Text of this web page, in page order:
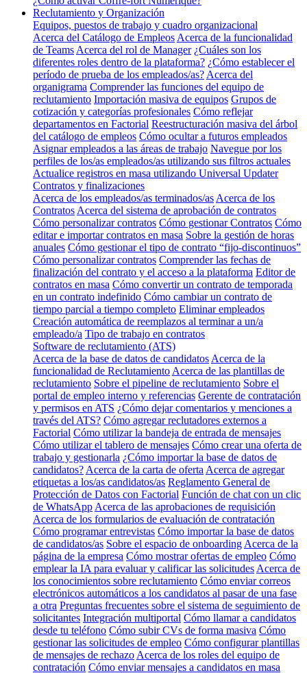
Reclutamiento y Organización
Equipos, puestos de trabajo y cuadro organizacional
Acerca del Catálogo de Empleos Acerca de la funcionalidad
de Teams Acerca del rol de Manager ¿Cuáles son los
diferentes roles dentro de la plataforma? ¿Cómo establecer el
período de prueba de los empleados/as? Acerca del
organigrama Comprender las funciones del equipo de
reclutamiento Importación masiva de equipos Grupos de
cotización y categorías profesionales Cómo reflejar
departamentos en Factorial Reestructuración masiva del árbol
del catálogo de empleos Cómo ocultar a futuros empleados
Asignar empleados a las áreas de trabajo Navegue por los
perfiles de los/as empleados/as utilizando sus filtros actuales
Actualice registros en masa utilizando Universal Updater
Contratos y finalizaciones
Acerca de los empleados/as terminados/as Acerca de los
Contratos Acerca del sistema de aprobación de contratos
Cómo personalizar contratos Cómo gestionar Contratos Cómo
editar e importar contratos en masa Sobre la gestión de horas
anuales Cómo gestionar el tipo de contrato “fijo-discontinuos”
Cómo personalizar contratos Comprender las fechas de
finalización del contrato y el acceso a la plataforma Editor de
contratos en masa Cómo convertir un contrato de temporada
en un contrato indefinido Cómo cambiar un contrato de
tiempo parcial a tiempo completo Eliminar empleados
Creación automática de reemplazos al terminar a un/a
empleado/a Tipo de trabajo en contratos
Software de reclutamiento (ATS)
Acerca de la base de datos de candidatos Acerca de la
funcionalidad de Reclutamiento Acerca de las plantillas de
reclutamiento Sobre el pipeline de reclutamiento Sobre el
portal de empleo interno y referencias Gerente de contratación
y permisos en ATS ¿Cómo dejar comentarios y menciones a
través del ATS? Cómo agregar reclutadores externos a
Factorial Cómo utilizar la bandeja de entrada de mensajes
Cómo utilizar el tablero de mensajes Cómo crear una oferta de
trabajo y gestionarla ¿Cómo importar la base de datos de
candidatos? Acerca de la carta de oferta Acerca de agregar
etiquetas a los/as candidatos/as Reglamento General de
Protección de Datos con Factorial Función de chat con un clic
de WhatsApp Acerca de las aprobaciones de requisición
Acerca de los formularios de evaluación de contratación
Cómo programar entrevistas Cómo importar la base de datos
de candidatos/as Sobre el espacio de onboarding Acerca de la
página de la empresa Cómo mostrar ofertas de empleo Cómo
emplear la IA para evaluar y calificar las solicitudes Acerca de
los conocimientos sobre reclutamiento Cómo enviar correos
electrónicos automáticos a los candidatos al pasar de una fase
a otra Preguntas frecuentes sobre el sistema de seguimiento de
solicitantes Integración multiportal Cómo llamar a candidatos
desde tu teléfono Cómo subir CVs de forma masiva Cómo
gestionar las solicitudes de empleo Cómo configurar plantillas
de mensajes de rechazo Acerca de los roles del equipo de
contratación Cómo enviar mensajes a candidatos en masa